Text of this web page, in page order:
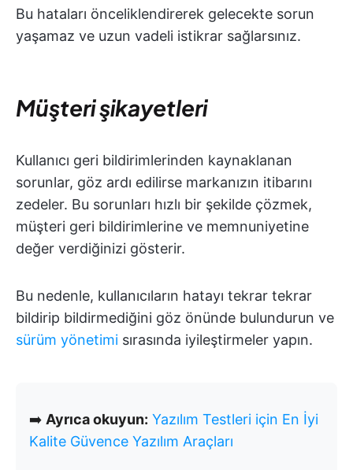
Bu hataları önceliklendirerek gelecekte sorun
yaşamaz ve uzun vadeli istikrar sağlarsınız.
Müşteri şikayetleri
Kullanıcı geri bildirimlerinden kaynaklanan
sorunlar, göz ardı edilirse markanızın itibarını
zedeler. Bu sorunları hızlı bir şekilde çözmek,
müşteri geri bildirimlerine ve memnuniyetine
değer verdiğinizi gösterir.
Bu nedenle, kullanıcıların hatayı tekrar tekrar
bildirip bildirmediğini göz önünde bulundurun ve
sürüm yönetimi sırasında iyileştirmeler yapın.
➡️ Ayrıca okuyun: Yazılım Testleri için En İyi
Kalite Güvence Yazılım Araçları